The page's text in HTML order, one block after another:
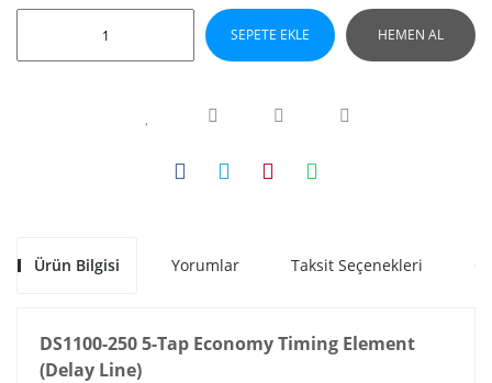
SEPETE EKLE HEMEN AL
Ürün Bilgisi Yorumlar Taksit Seçenekleri
DS1100-250 5-Tap Economy Timing Element
(Delay Line)